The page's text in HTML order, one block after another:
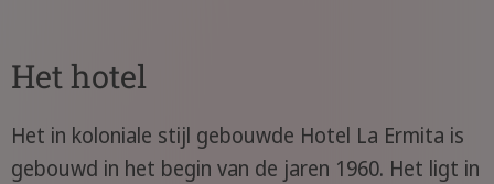
Het hotel
Het in koloniale stijl gebouwde Hotel La Ermita is
gebouwd in het begin van de jaren 1960. Het ligt in